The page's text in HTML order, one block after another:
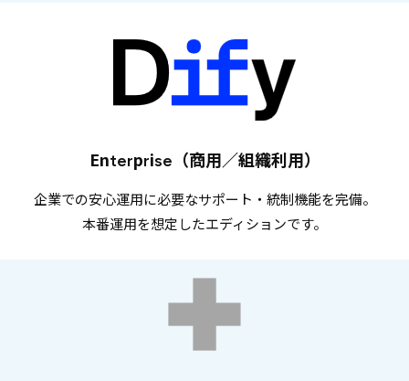
Enterprise（商用／組織利用）
企業での安心運用に必要なサポート・統制機能を完備。
本番運用を想定したエディションです。